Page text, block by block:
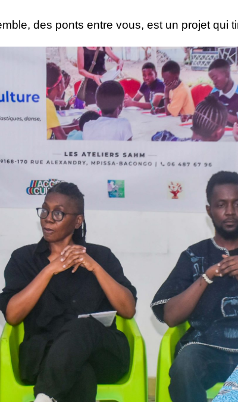
des ponts entre vous, est un projet qui